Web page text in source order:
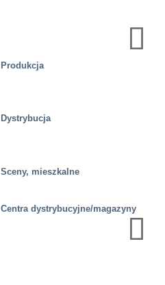
Centra dystrybucyjne/magazyny
Produkcja
Dystrybucja
Sceny, mieszkalne